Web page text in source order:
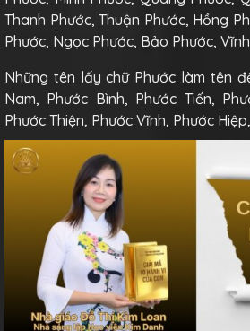
Thanh Phước, Thuận Phước, Hồng
Phước, Ngọc Phước, Bảo Phước,
Những tên lấy chữ Phước làm tên
Nam, Phước Bình, Phước Tiến,
Phước Thiện, Phước Vĩnh, Phước